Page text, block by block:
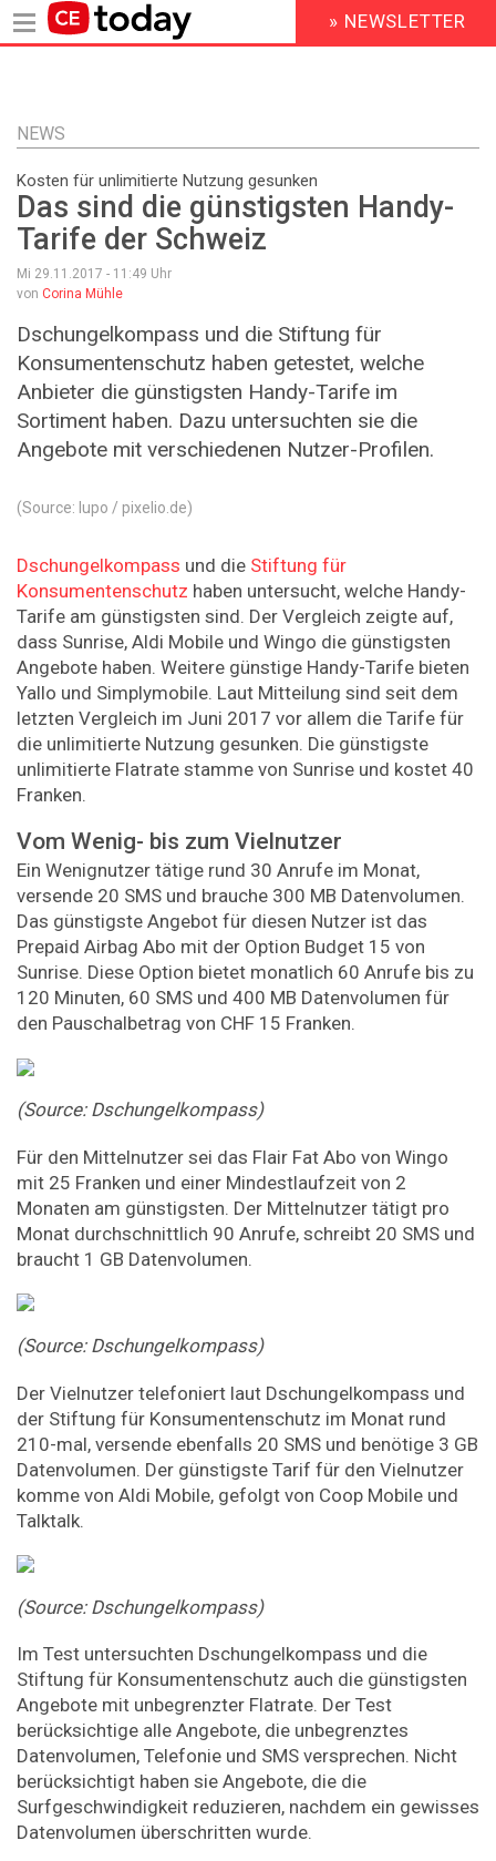
Inhalt
HEADER
MENU
» NEWSLETTER
NEWS
Kosten für unlimitierte Nutzung gesunken
Das sind die günstigsten Handy-
Tarife der Schweiz
Mi 29.11.2017 - 11:49 Uhr
von Corina Mühle
Dschungelkompass und die Stiftung für
Konsumentenschutz haben getestet, welche
Anbieter die günstigsten Handy-Tarife im
Sortiment haben. Dazu untersuchten sie die
Angebote mit verschiedenen Nutzer-Profilen.
(Source: lupo / pixelio.de)
Dschungelkompass und die Stiftung für
Konsumentenschutz haben untersucht, welche Handy-
Tarife am günstigsten sind. Der Vergleich zeigte auf,
dass Sunrise, Aldi Mobile und Wingo die günstigsten
Angebote haben. Weitere günstige Handy-Tarife bieten
Yallo und Simplymobile. Laut Mitteilung sind seit dem
letzten Vergleich im Juni 2017 vor allem die Tarife für
die unlimitierte Nutzung gesunken. Die günstigste
unlimitierte Flatrate stamme von Sunrise und kostet 40
Franken.
Vom Wenig- bis zum Vielnutzer
Ein Wenignutzer tätige rund 30 Anrufe im Monat,
versende 20 SMS und brauche 300 MB Datenvolumen.
Das günstigste Angebot für diesen Nutzer ist das
Prepaid Airbag Abo mit der Option Budget 15 von
Sunrise. Diese Option bietet monatlich 60 Anrufe bis zu
120 Minuten, 60 SMS und 400 MB Datenvolumen für
den Pauschalbetrag von CHF 15 Franken.
(Source: Dschungelkompass)
Für den Mittelnutzer sei das Flair Fat Abo von Wingo
mit 25 Franken und einer Mindestlaufzeit von 2
Monaten am günstigsten. Der Mittelnutzer tätigt pro
Monat durchschnittlich 90 Anrufe, schreibt 20 SMS und
braucht 1 GB Datenvolumen.
(Source: Dschungelkompass)
Der Vielnutzer telefoniert laut Dschungelkompass und
der Stiftung für Konsumentenschutz im Monat rund
210-mal, versende ebenfalls 20 SMS und benötige 3 GB
Datenvolumen. Der günstigste Tarif für den Vielnutzer
komme von Aldi Mobile, gefolgt von Coop Mobile und
Talktalk.
(Source: Dschungelkompass)
Im Test untersuchten Dschungelkompass und die
Stiftung für Konsumentenschutz auch die günstigsten
Angebote mit unbegrenzter Flatrate. Der Test
berücksichtige alle Angebote, die unbegrenztes
Datenvolumen, Telefonie und SMS versprechen. Nicht
berücksichtigt haben sie Angebote, die die
Surfgeschwindigkeit reduzieren, nachdem ein gewisses
Datenvolumen überschritten wurde.